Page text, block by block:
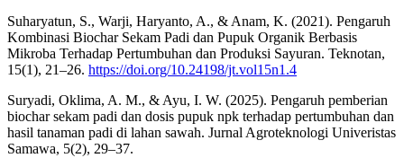
Suharyatun, S., Warji, Haryanto, A., & Anam, K. (2021). Pengaruh
Kombinasi Biochar Sekam Padi dan Pupuk Organik Berbasis
Mikroba Terhadap Pertumbuhan dan Produksi Sayuran. Teknotan,
15(1), 21–26. https://doi.org/10.24198/jt.vol15n1.4
Suryadi, Oklima, A. M., & Ayu, I. W. (2025). Pengaruh pemberian
biochar sekam padi dan dosis pupuk npk terhadap pertumbuhan dan
hasil tanaman padi di lahan sawah. Jurnal Agroteknologi Univeristas
Samawa, 5(2), 29–37.